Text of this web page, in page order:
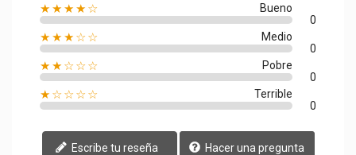
★★★★☆
Bueno
0
★★★☆☆
Medio
0
★★☆☆☆
Pobre
0
★☆☆☆☆
Terrible
0
Escribe tu reseña Hacer una pregunta